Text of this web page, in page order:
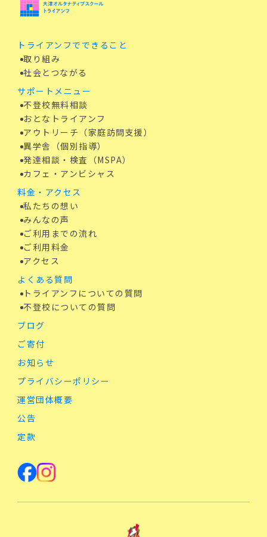
トライアンフでできること
取り組み
社会とつながる
サポートメニュー
不登校無料相談
おとなトライアンフ
アウトリーチ（家庭訪問支援）
異学舎（個別指導）
発達相談・検査（MSPA）
カフェ・アンビシャス
料金・アクセス
私たちの想い
みんなの声
ご利用までの流れ
ご利用料金
アクセス
よくある質問
トライアンフについての質問
不登校についての質問
ブログ
ご寄付
お知らせ
プライバシーポリシー
運営団体概要
公告
定款